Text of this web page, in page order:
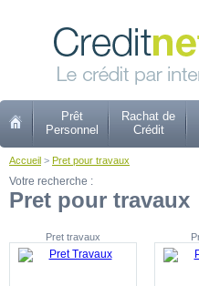
Prêt
Personnel
Rachat de
Crédit
Accueil > Pret pour travaux
Votre recherche :
Pret pour travaux
Pret travaux